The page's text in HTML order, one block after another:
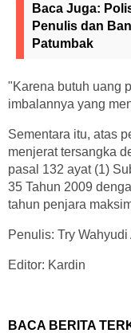
Baca Juga:
Penulis dan
Patumbak
"Karena butuh uang
imbalannya yang
Sementara itu, atas
menjerat tersangka
pasal 132 ayat (1)
35 Tahun 2009
tahun penjara
Penulis: Try
Editor: Kardin
BACA BERITA